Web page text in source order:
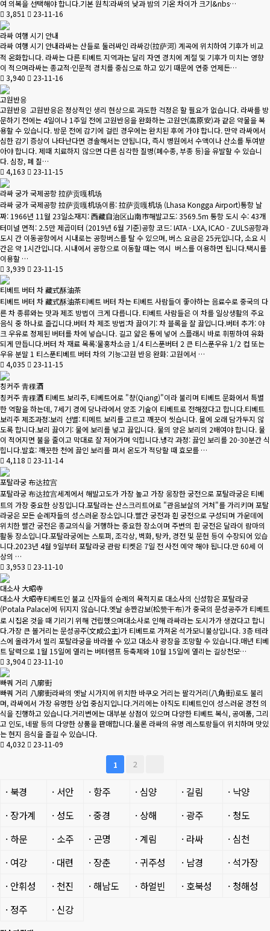
여 의복을 선택해야 합니다.기본 원칙:라싸의 낮과 밤의 기온 차이가 크기&nbs…
3,851
23-11-16
라싸 여행 시기 안내
라싸 여행 시기 안내라싸는 산들로 둘러싸인 라싸강(拉萨河) 계곡에 위치하여 기후가 비교
적 온화합니다. 라싸는 다른 티베트 지역과는 달리 자연 경치에 계절 및 기후가 미치는 영향
이 적으며라싸는 종교적·인문적 경치를 중심으로 하고 있기 때문에 연중 언제든…
3,940
23-11-16
고원반응
고원반응 고원반응은 정상적인 생리 현상으로 과도한 걱정은 할 필요가 없습니다. 라싸를 방
문하기 전에는 4일이나 1주일 전에 고원반응을 완화하는 고원안(高原安)과 같은 약물을 복
용할 수 있습니다. 방문 전에 감기에 걸린 경우에는 완치된 후에 가야 합니다. 만약 라싸에서
심한 감기 증상이 나타난다면 경솔해서는 안됩니다, 즉시 병원에서 수액이나 산소를 투여받
아야 합니다. 제때 치료하지 않으면 다른 심각한 질병(폐수종, 부종 등)을 유발할 수 있습니
다. 심장, 폐 질…
4,163
23-11-15
라싸 궁가 국제공항 拉萨贡嘎机场
라싸 궁가 국제공항 拉萨贡嘎机场이름: 拉萨贡嘎机场 (Lhasa Kongga Airport)통항 날
짜: 1966년 11월 23일소재지: 西藏自治区山南市해발고도: 3569.5m 통항 도시 수: 43개
터미널 면적: 2.5만 제곱미터 (2019년 6월 기준)공항 코드: IATA - LXA, ICAO - ZULS공항과
도시 간 이동공항에서 시내로는 공항버스를 탈 수 있으며, 버스 요금은 25元입니다, 소요 시
간은 약 1시간입니다. 시내에서 공항으로 이동할 때는 역시 버스를 이용하면 됩니다.택시를
이용할 …
3,939
23-11-15
티베트 버터 차 藏式酥油茶
티베트 버터 차 藏式酥油茶티베트 버터 차는 티베트 사람들이 좋아하는 음료수로 중국의 다
른 차 종류와는 맛과 제조 방법이 크게 다릅니다. 티베트 사람들은 이 차를 일상생활의 주요
음식 중 하나로 즐깁니다.버터 차 제조 방법:차 끓이기: 차 블록을 잘 끓입니다.버터 추가: 야
크 우유로 정제된 버터를 차에 넣습니다. 길고 얇은 통에 넣어 스플래시 바로 휘핑하여 유화
되게 만듭니다.버터 차 재료 목록:물홍차소금 1/4 티스푼버터 2 큰 티스푼우유 1/2 컵 또는
우유 분말 1 티스푼티베트 버터 차의 기능:고원 반응 완화: 고원에서 …
4,035
23-11-15
칭커주 青稞酒
칭커주 青稞酒 티베트 보리주, 티베트어로 "챵(Qiang)"이라 불리며 티베트 문화에서 특별
한 역할을 하는데, 7세기 경에 당나라에서 양조 기술이 티베트로 전해졌다고 합니다.티베트
보리주 제조과정:보리 선별: 티메트 보리를 고르고 깨끗이 씻습니다. 물에 오래 담가두지 않
도록 합니다.보리 끓이기: 물에 보리를 넣고 끓입니다. 물의 양은 보리의 2배여야 합니다. 물
이 적어지면 불을 줄이고 막대로 잘 저어가며 익힙니다.냉각 과정: 끓인 보리를 20-30분간 식
힙니다.발효: 깨끗한 천에 끓인 보리를 펴서 온도가 적당할 때 효모를 …
4,118
23-11-14
포탈라궁 布达拉宫
포탈라궁 布达拉宫세계에서 해발고도가 가장 높고 가장 웅장한 궁전으로 포탈라궁은 티베
트의 가장 중요한 상징입니다.포탈라는 산스크리트어로 "관음보살의 거처"를 가리키며 포탈
라궁은 모든 순례자들의 성스러운 장소입니다.빨간 궁전과 흰 궁전으로 구성되며 가운데에
위치한 빨간 궁전은 종교의식을 거행하는 중요한 장소이며 주변의 흰 궁전은 달라이 람마의
활동 장소입니다.포탈라궁에는 스토퍼, 조각상, 벽화, 탕카, 경전 및 문헌 등이 수장되어 있습
니다.2023년 4월 9일부터 포탈라궁 관람 티켓은 7일 전 사전 예약 해야 됩니다.만 60세 이
상의 …
3,953
23-11-10
대소사 大昭寺
대소사 大昭寺티베트인 불교 신자들의 순례의 목적지로 대소사의 신성함은 포탈라궁
(Potala Palace)에 뒤지지 않습니다.옛날 송짠감보(松赞干布)가 중국의 문성공주가 티베트
로 시집온 것을 때 기리기 위해 건립했으며대소사로 인해 라싸라는 도시가가 생겼다고 합니
다.가장 큰 볼거리는 문성공주(文成公主)가 티베트로 가져온 석가모니불상입니다. 3층 테라
스에 올라가서 멀리 포탈라궁을 바라볼 수 있고 대소사 광장을 조망할 수 있습니다.매년 티베
트 달력으로 1월 15일에 열리는 버터램프 등축제와 10월 15일에 열리는 길상천모…
3,904
23-11-10
빠쿼 거리 八廓街
빠쿼 거리 八廓街라싸의 옛날 시가지에 위치한 바쿠오 거리는 팔각거리(八角街)로도 불리
며, 라싸에서 가장 유명한 상업 중심지입니다.거리에는 아직도 티베트인이 성스러운 경전 의
식을 진행하고 있습니다.거리변에는 대부분 상점이 있으며 다양한 티베트 복식, 공예품, 그리
고 인도, 네팔 등의 다양한 상품을 판매합니다.물론 라싸의 유명 레스토랑들이 위치하며 맛있
는 현지 음식을 즐길 수 있습니다.
4,032
23-11-09
1
2
· 북경 · 서안 · 항주 · 심양 · 길림
· 낙양
· 장가계
· 성도 · 중경 · 상해 · 광주
· 청도
· 하문
· 소주 · 곤명 · 계림 · 라싸
· 심천
· 여강
· 대련 · 장춘 · 귀주성 · 남경
· 석가장
· 안휘성
· 천진 · 해남도 · 하얼빈 · 호북성
· 청해성
· 정주
· 신강